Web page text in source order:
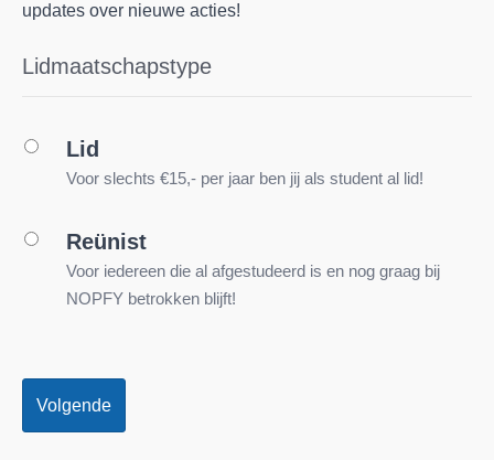
updates over nieuwe acties!
Lidmaatschapstype
Lid
Voor slechts €15,- per jaar ben jij als student al lid!
Reünist
Voor iedereen die al afgestudeerd is en nog graag bij
NOPFY betrokken blijft!
Volgende